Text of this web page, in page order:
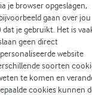
MAKKELIJK
je browser opgeslagen,
gaan over jou
je gebruikt. Het is
geen direct
website
soorten
te komen en
cookies kunnen